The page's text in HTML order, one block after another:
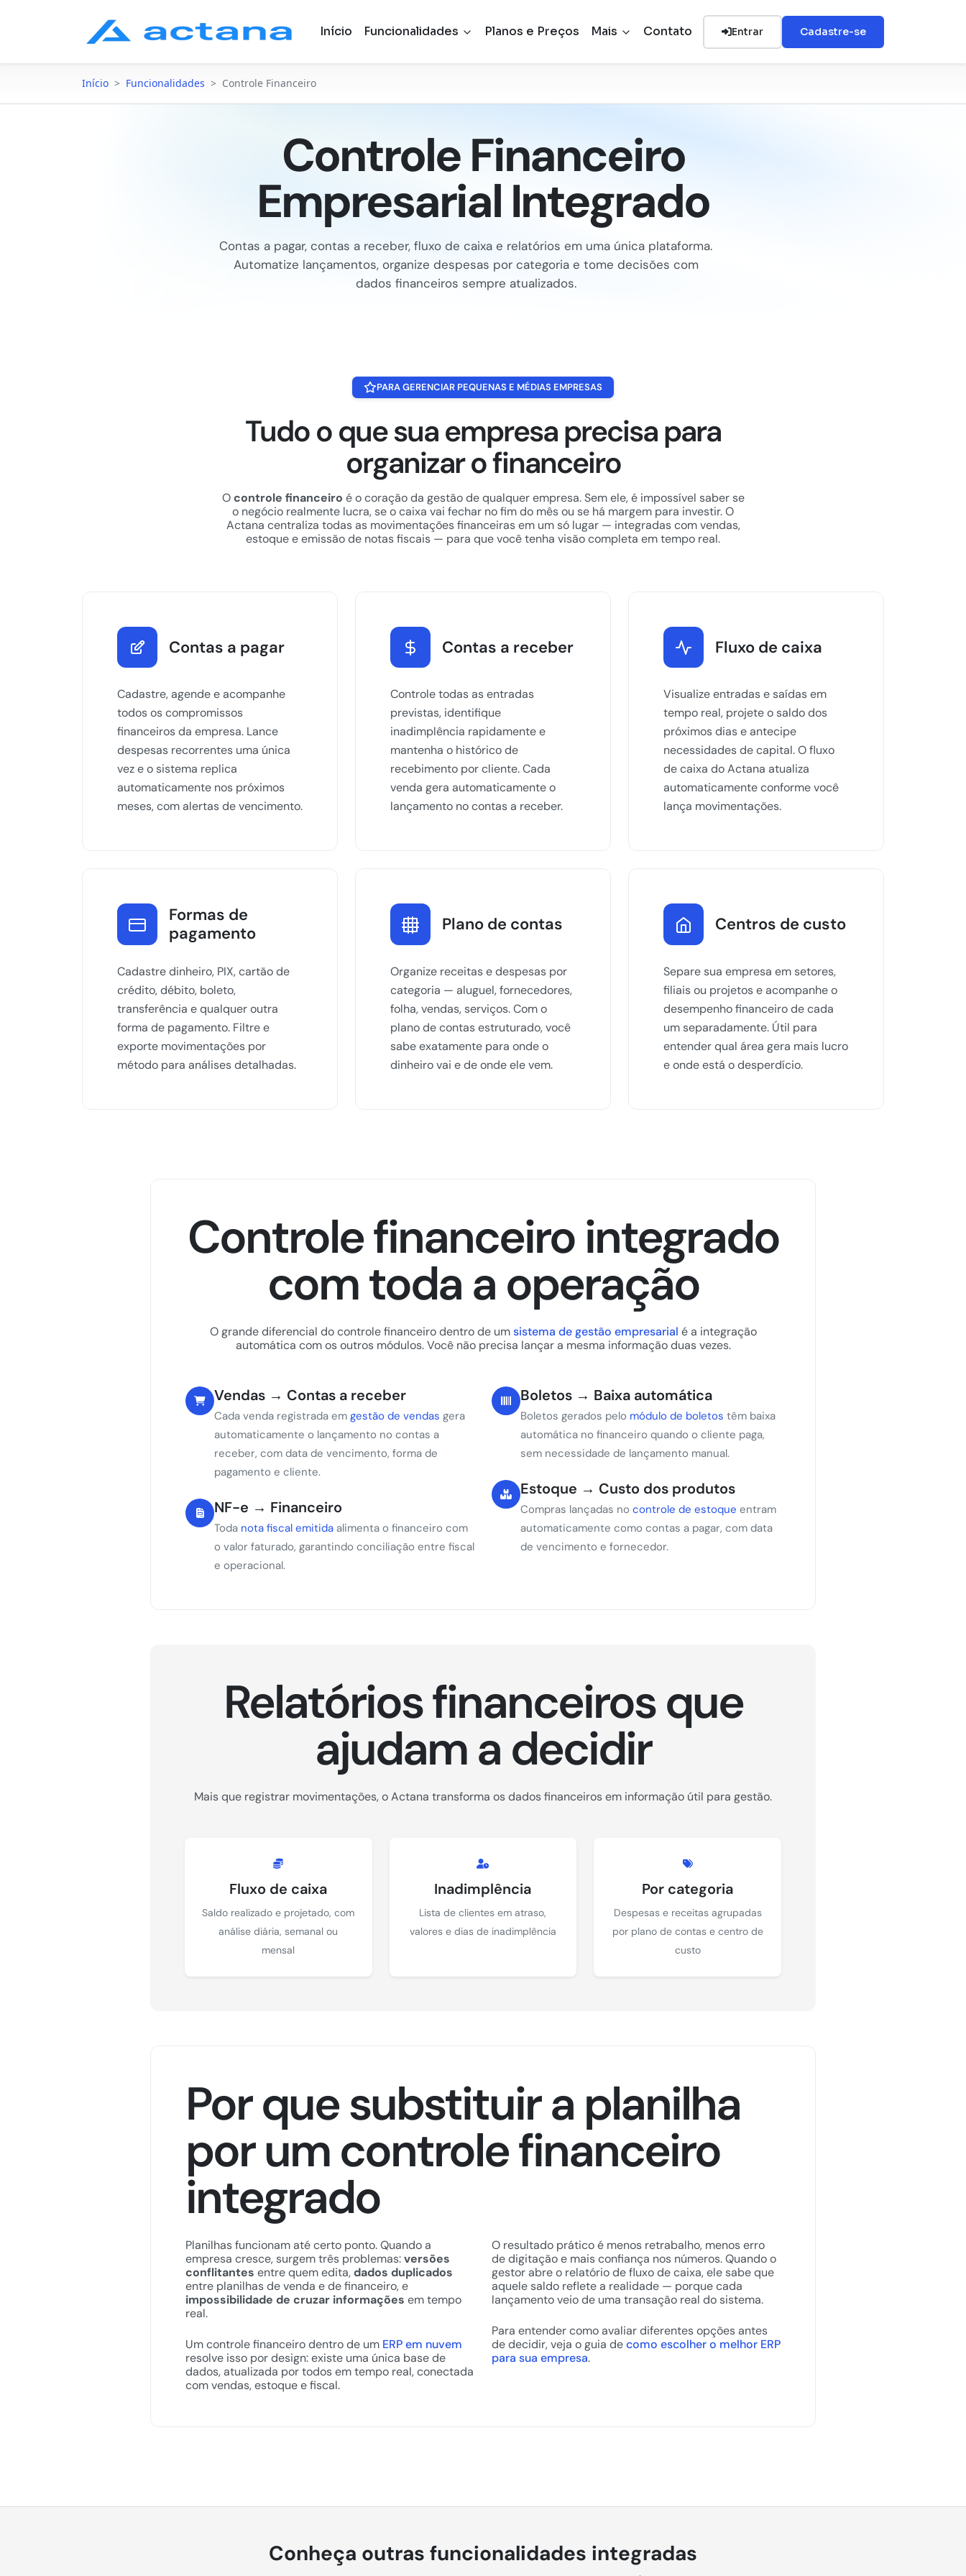
Início Funcionalidades Planos e Preços Mais Contato Entrar Cadastre-se
Início > Funcionalidades > Controle Financeiro
Controle Financeiro
Empresarial Integrado
Contas a pagar, contas a receber, fluxo de caixa e relatórios em uma única plataforma.
Automatize lançamentos, organize despesas por categoria e tome decisões com
dados financeiros sempre atualizados.
PARA GERENCIAR PEQUENAS E MÉDIAS EMPRESAS
Tudo o que sua empresa precisa para
organizar o financeiro
Ocontrole financeiro é o coração da gestão de qualquer empresa. Sem ele, é impossível saber se
o negócio realmente lucra, se o caixa vai fechar no fim do mês ou se há margem para investir. O
Actana centraliza todas as movimentações financeiras em um só lugar — integradas com vendas,
estoque e emissão de notas fiscais — para que você tenha visão completa em tempo real.
Contas a pagar
Cadastre, agende e acompanhe
todos os compromissos
financeiros da empresa. Lance
despesas recorrentes uma única
vez e o sistema replica
automaticamente nos próximos
meses, com alertas de vencimento.
Contas a receber
Controle todas as entradas
previstas, identifique
inadimplência rapidamente e
mantenha o histórico de
recebimento por cliente. Cada
venda gera automaticamente o
lançamento no contas a receber.
Fluxo de caixa
Visualize entradas e saídas em
tempo real, projete o saldo dos
próximos dias e antecipe
necessidades de capital. O fluxo
de caixa do Actana atualiza
automaticamente conforme você
lança movimentações.
Formas de
pagamento
Cadastre dinheiro, PIX, cartão de
crédito, débito, boleto,
transferência e qualquer outra
forma de pagamento. Filtre e
exporte movimentações por
método para análises detalhadas.
Plano de contas
Organize receitas e despesas por
categoria — aluguel, fornecedores,
folha, vendas, serviços. Com o
plano de contas estruturado, você
sabe exatamente para onde o
dinheiro vai e de onde ele vem.
Centros de custo
Separe sua empresa em setores,
filiais ou projetos e acompanhe o
desempenho financeiro de cada
um separadamente. Útil para
entender qual área gera mais lucro
e onde está o desperdício.
Controle financeiro integrado
com toda a operação
O grande diferencial do controle financeiro dentro de umsistema de gestão empresarial é a integração
automática com os outros módulos. Você não precisa lançar a mesma informação duas vezes.
Vendas → Contas a receber
Cada venda registrada em gestão de vendas gera
automaticamente o lançamento no contas a
receber, com data de vencimento, forma de
pagamento e cliente.
NF-e → Financeiro
Toda nota fiscal emitida alimenta o financeiro com
o valor faturado, garantindo conciliação entre fiscal
e operacional.
Boletos → Baixa automática
Boletos gerados pelo módulo de boletos têm baixa
automática no financeiro quando o cliente paga,
sem necessidade de lançamento manual.
Estoque → Custo dos produtos
Compras lançadas no controle de estoque entram
automaticamente como contas a pagar, com data
de vencimento e fornecedor.
Relatórios financeiros que
ajudam a decidir
Mais que registrar movimentações, o Actana transforma os dados financeiros em informação útil para gestão.
Fluxo de caixa
Saldo realizado e projetado, com
análise diária, semanal ou
mensal
Inadimplência
Lista de clientes em atraso,
valores e dias de inadimplência
Por categoria
Despesas e receitas agrupadas
por plano de contas e centro de
custo
Por que substituir a planilha
por um controle financeiro
integrado
Planilhas funcionam até certo ponto. Quando a
empresa cresce, surgem três problemas:versões
conflitantes entre quem edita,dados duplicados
entre planilhas de venda e de financeiro, e
impossibilidade de cruzar informações em tempo
real.
Um controle financeiro dentro de um ERP em nuvem
resolve isso por design: existe uma única base de
dados, atualizada por todos em tempo real, conectada
com vendas, estoque e fiscal.
O resultado prático é menos retrabalho, menos erro
de digitação e mais confiança nos números. Quando o
gestor abre o relatório de fluxo de caixa, ele sabe que
aquele saldo reflete a realidade — porque cada
lançamento veio de uma transação real do sistema.
Para entender como avaliar diferentes opções antes
de decidir, veja o guia decomo escolher o melhor ERP
para sua empresa.
Conheça outras funcionalidades integradas